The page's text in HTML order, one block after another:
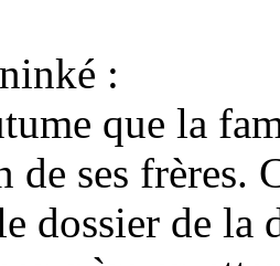
:
que la
de ses frères.
dossier de la